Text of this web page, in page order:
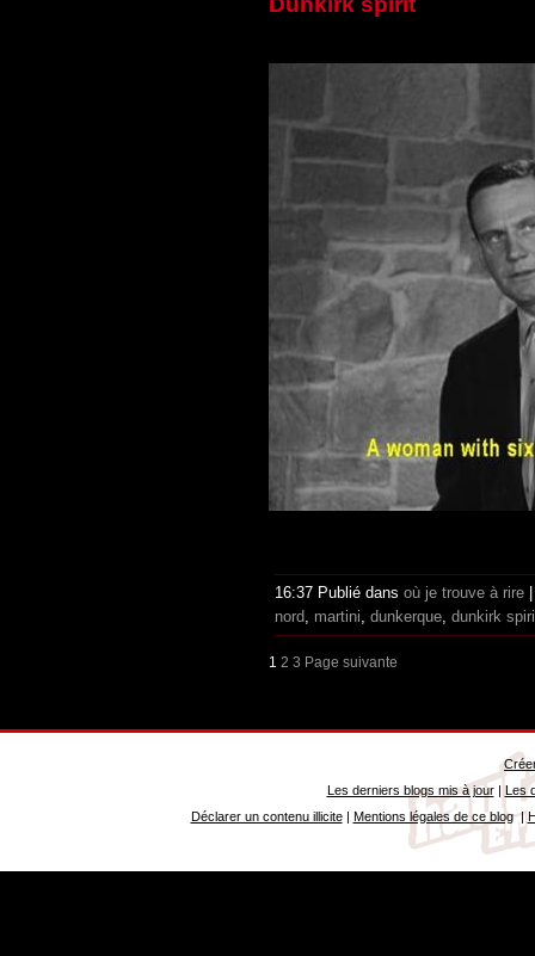
16:37 Publié dans où je trouve à rire
nord
martini dunkerque dunkirk
1 2 3 Page suivante
Les derniers blogs mis à jour| Les
Déclarer un contenu illicite| Mentions légales de ce blog|